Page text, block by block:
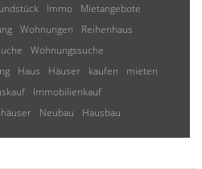
Immo
Mietangebote
Wohnungen
Reihenhaus
Wohnungssuche
Haus Häuser kaufen
mieten
Immobilienkauf
Neubau Hausbau